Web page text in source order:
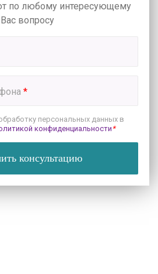
по любому интересующему
Вас вопросу
*
консультацию
персональных данных в
конфиденциальности *